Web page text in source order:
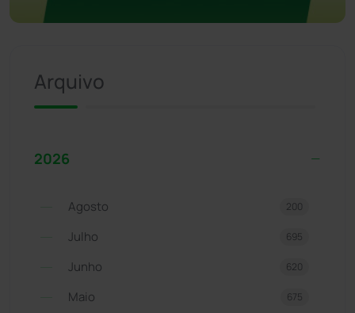
Arquivo
2026
Agosto 200
Julho 695
Junho 620
Maio 675